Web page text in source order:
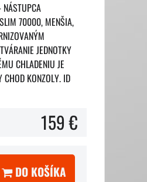
70000, MENŠIA,
JEDNOTKY
CHLADENIU JE
CHOD KONZOLY. ID
159 €
DO KOŠÍKA